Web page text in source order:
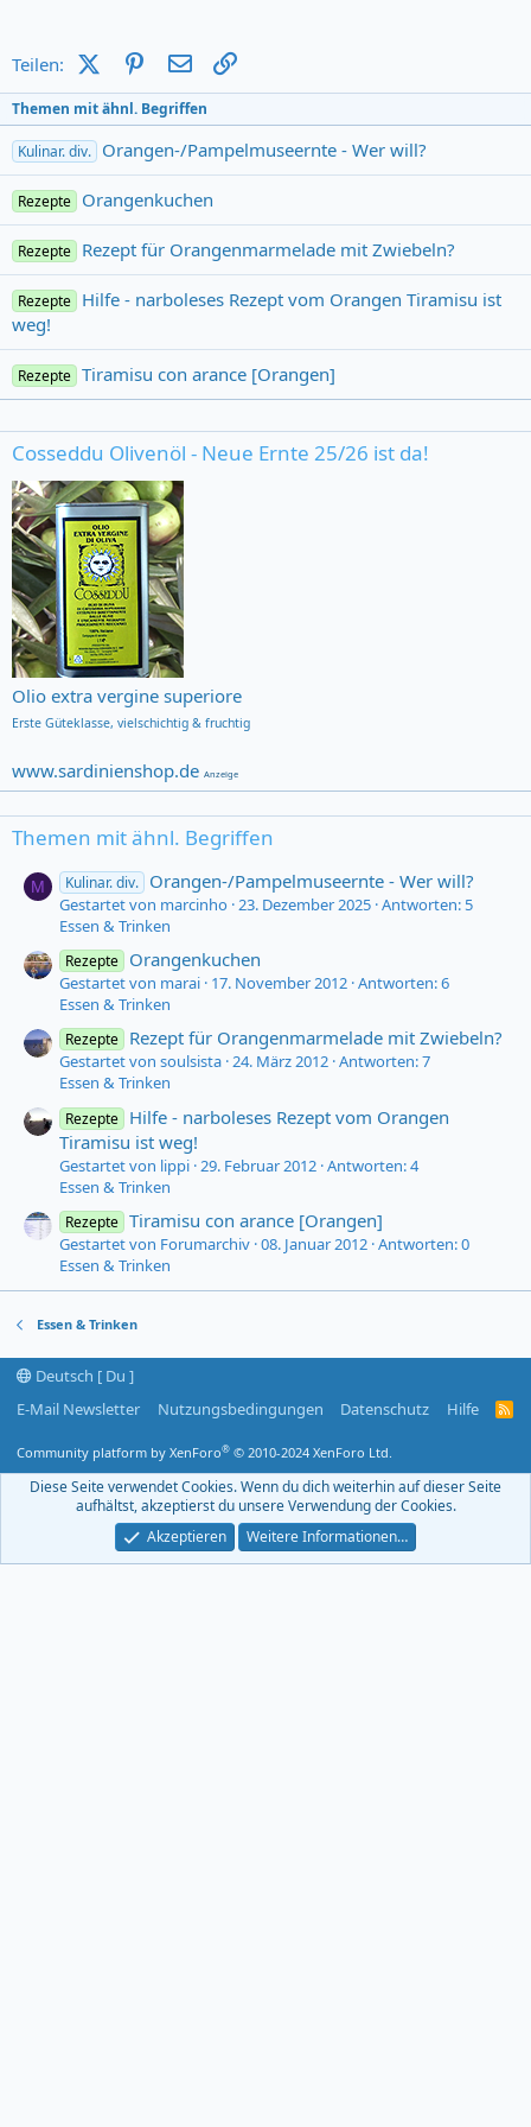
Teilen: X (Twitter)PinterestE-Mail
Themen mit ähnl. Begriffen
Kulinar. div. Orangen-/Pampelmuseernte - Wer will?
Rezepte Orangenkuchen
Rezepte Rezept für Orangenmarmelade mit Zwiebeln?
Rezepte Hilfe - narboleses Rezept vom Orangen Tiramisu ist
weg!
Rezepte Tiramisu con arance [Orangen]
Cosseddu Olivenöl - Neue Ernte 25/26 ist da!
Olio extra vergine superiore
Erste Güteklasse, vielschichtig & fruchtig
www.sardinienshop.de Anzeige
Themen mit ähnl. Begriffen
M Kulinar. div. Orangen-/Pampelmuseernte - Wer will?
Gestartet von marcinho 23. Dezember 2025 Antworten: 5
Essen & Trinken
Rezepte Orangenkuchen
Gestartet von marai 17. November 2012 Antworten: 6
Essen & Trinken
Rezepte Rezept für Orangenmarmelade mit Zwiebeln?
Gestartet von soulsista 24. März 2012 Antworten: 7
Essen & Trinken
Rezepte Hilfe - narboleses Rezept vom Orangen
Tiramisu ist weg!
Gestartet von lippi 29. Februar 2012 Antworten: 4
Essen & Trinken
Rezepte Tiramisu con arance [Orangen]
Gestartet von Forumarchiv 08. Januar 2012 Antworten: 0
Essen & Trinken
Essen & Trinken
Deutsch [ Du ]
E-Mail Newsletter
Nutzungsbedingungen Datenschutz Hilfe
R
F
Community platform by XenForo® © 2010-2024 XenForo Ltd.
Diese Seite verwendet Cookies. Wenn du dich weiterhin auf dieser Seite
aufhältst, akzeptierst du unsere Verwendung der Cookies.
Akzeptieren
Weitere Informationen…